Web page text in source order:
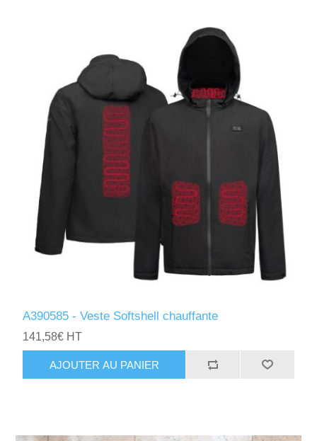
A390585 - Veste Softshell chauffante
141,58€ HT
AJOUTER AU PANIER